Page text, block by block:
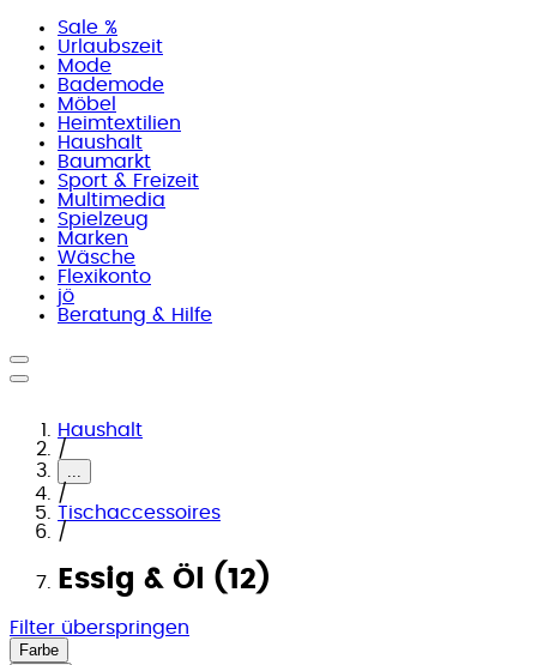
Sale %
Urlaubszeit
Mode
Bademode
Möbel
Heimtextilien
Haushalt
Baumarkt
Sport & Freizeit
Multimedia
Spielzeug
Marken
Wäsche
Flexikonto
jö
Beratung & Hilfe
Haushalt
/
...
/
Tischaccessoires
/
Essig & Öl (12)
Filter überspringen
Farbe